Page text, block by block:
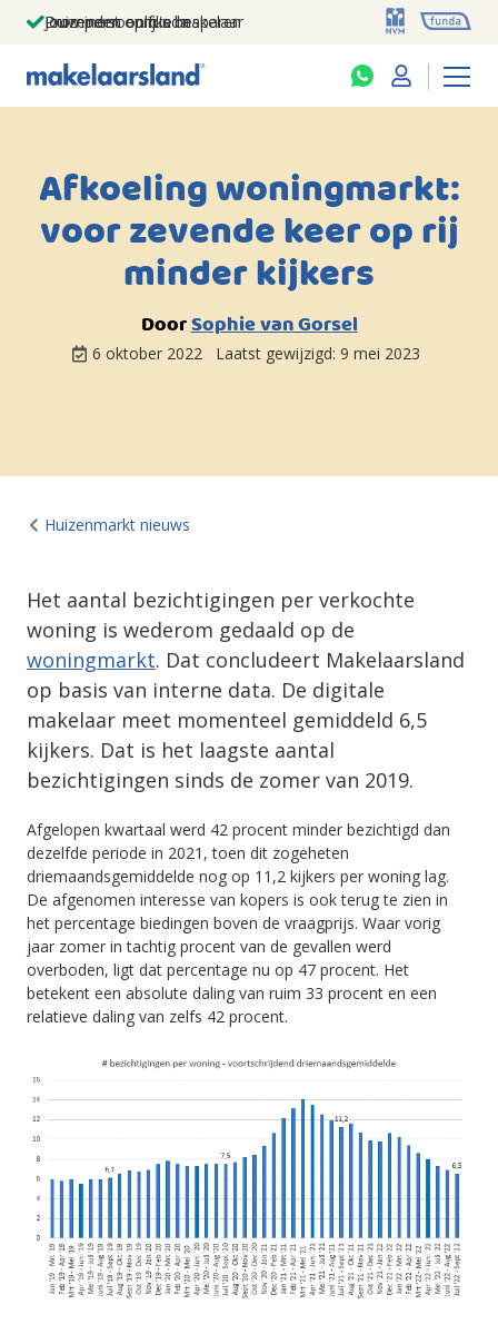
Jouw persoonlijke makelaar
Duizenden euro's besparen
Prominent op funda
Afkoeling woningmarkt:
voor zevende keer op rij
minder kijkers
DoorSophie van Gorsel
6 oktober 2022 Laatst gewijzigd: 9 mei 2023
Huizenmarkt nieuws
Het aantal bezichtigingen per verkochte
woning is wederom gedaald op de
woningmarkt. Dat concludeert Makelaarsland
op basis van interne data. De digitale
makelaar meet momenteel gemiddeld 6,5
kijkers. Dat is het laagste aantal
bezichtigingen sinds de zomer van 2019.
Afgelopen kwartaal werd 42 procent minder bezichtigd dan
dezelfde periode in 2021, toen dit zogeheten
driemaandsgemiddelde nog op 11,2 kijkers per woning lag.
De afgenomen interesse van kopers is ook terug te zien in
het percentage biedingen boven de vraagprijs. Waar vorig
jaar zomer in tachtig procent van de gevallen werd
overboden, ligt dat percentage nu op 47 procent. Het
betekent een absolute daling van ruim 33 procent en een
relatieve daling van zelfs 42 procent.